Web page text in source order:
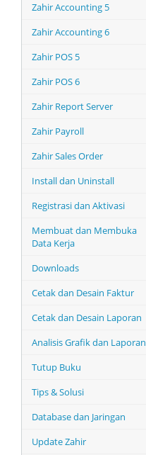
Zahir Accounting 5
Zahir Accounting 6
Zahir POS 5
Zahir POS 6
Zahir Report Server
Zahir Payroll
Zahir Sales Order
Install dan Uninstall
Registrasi dan Aktivasi
Membuat dan Membuka
Data Kerja
Downloads
Cetak dan Desain Faktur
Cetak dan Desain Laporan
Analisis Grafik dan Laporan
Tutup Buku
Tips & Solusi
Database dan Jaringan
Update Zahir